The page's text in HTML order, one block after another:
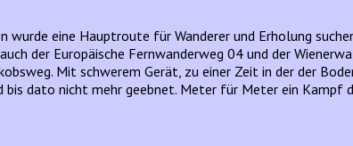
wurde eine Hauptroute für Wanderer und Erholung
der Europäische Fernwanderweg 04 und der
Mit schwerem Gerät, zu einer Zeit in der der
bis dato nicht mehr geebnet. Meter für Meter ein Kampf